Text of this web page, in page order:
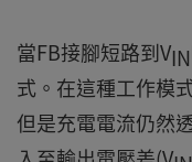
當FB接腳短路到VIN
式。在這種工作模
但是充電電流仍然